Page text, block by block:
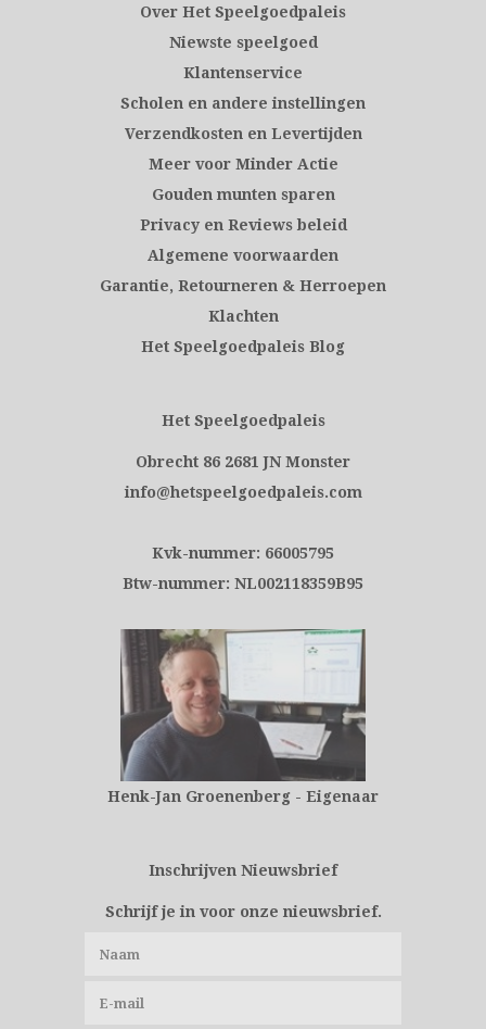
Over Het Speelgoedpaleis
Niewste speelgoed
Klantenservice
Scholen en andere instellingen
Verzendkosten en Levertijden
Meer voor Minder Actie
Gouden munten sparen
Privacy en Reviews beleid
Algemene voorwaarden
Garantie, Retourneren & Herroepen
Klachten
Het Speelgoedpaleis Blog
Het Speelgoedpaleis
Obrecht 86 2681 JN Monster
info@hetspeelgoedpaleis.com
Kvk-nummer: 66005795
Btw-nummer: NL002118359B95
Henk-Jan Groenenberg - Eigenaar
Inschrijven Nieuwsbrief
Schrijf je in voor onze nieuwsbrief.